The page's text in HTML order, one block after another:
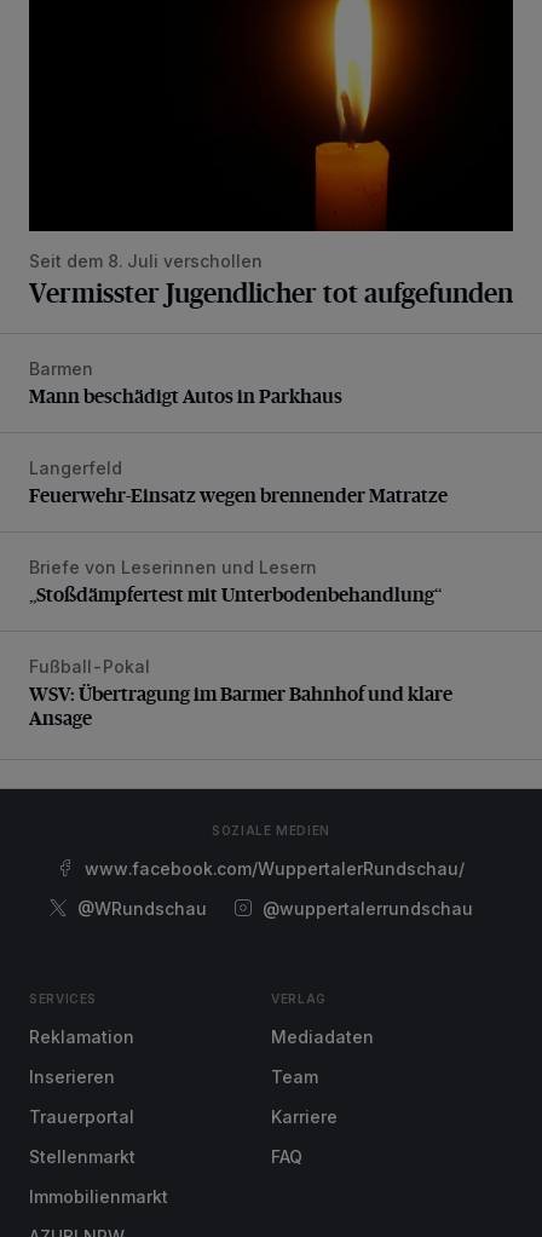
Seit dem 8. Juli verschollen
Vermisster Jugendlicher tot aufgefunden
Mann beschädigt Autos in Parkhaus
Barmen
Mann beschädigt Autos in Parkhaus
Feuerwehr-Einsatz wegen brennender Matratze
Langerfeld
Feuerwehr-Einsatz wegen brennender Matratze
„Stoßdämpfertest mit Unterbodenbehandlung“
Briefe von Leserinnen und Lesern
„Stoßdämpfertest mit Unterbodenbehandlung“
WSV: Übertragung im Barmer Bahnhof und klare Ansage
Fußball-Pokal
WSV: Übertragung im Barmer Bahnhof und klare
Ansage
SOZIALE MEDIEN
www.facebook.com/WuppertalerRundschau/
@WRundschau
@wuppertalerrundschau
SERVICES
Reklamation
Inserieren
Trauerportal
Stellenmarkt
Immobilienmarkt
VERLAG
Mediadaten
Team
Karriere
FAQ